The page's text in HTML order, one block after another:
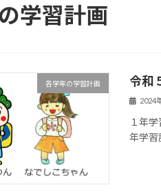
学習計画
各学年の学習計画 令和
2024
１年
年学習